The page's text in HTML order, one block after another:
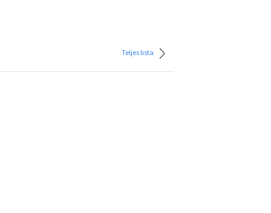
Teljes lista